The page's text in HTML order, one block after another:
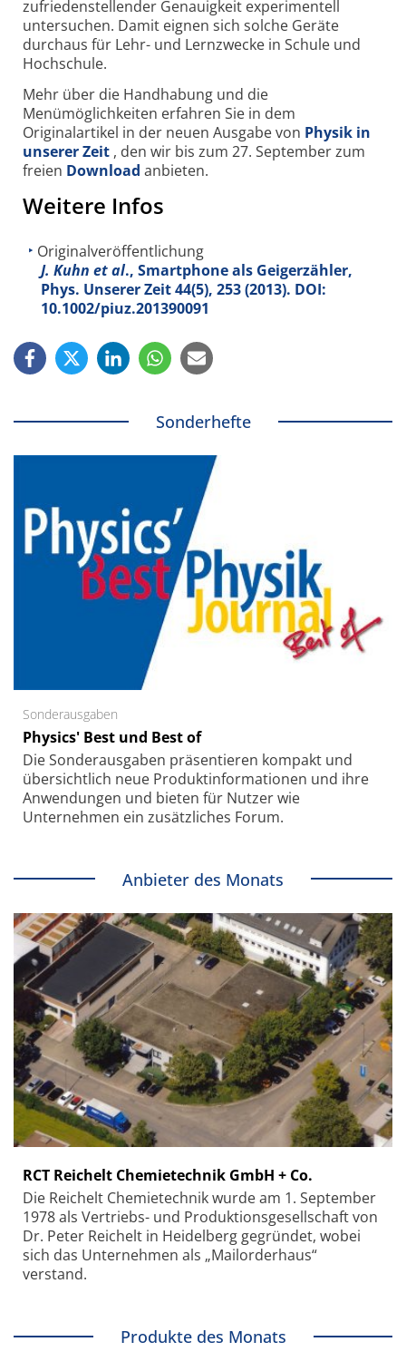
zufriedenstellender Genauigkeit experimentell
untersuchen. Damit eignen sich solche Geräte
durchaus für Lehr- und Lernzwecke in Schule und
Hochschule.
Mehr über die Handhabung und die
Menümöglichkeiten erfahren Sie in dem
Originalartikel in der neuen Ausgabe von Physik in
unserer Zeit , den wir bis zum 27. September zum
freien Download anbieten.
Weitere Infos
Originalveröffentlichung
J. Kuhn et al., Smartphone als Geigerzähler,
Phys. Unserer Zeit44(5), 253 (2013). DOI:
10.1002/piuz.201390091
Sonderhefte
Sonderausgaben
Physics' Best und Best of
Die Sonder­ausgaben präsentieren kompakt und
übersichtlich neue Produkt­informationen und ihre
Anwendungen und bieten für Nutzer wie
Unternehmen ein zusätzliches Forum.
Anbieter des Monats
RCT Reichelt Chemietechnik GmbH + Co.
Die Reichelt Chemietechnik wurde am 1. September
1978 als Vertriebs- und Produktionsgesellschaft von
Dr. Peter Reichelt in Heidelberg gegründet, wobei
sich das Unternehmen als „Mailorderhaus“
verstand.
Produkte des Monats